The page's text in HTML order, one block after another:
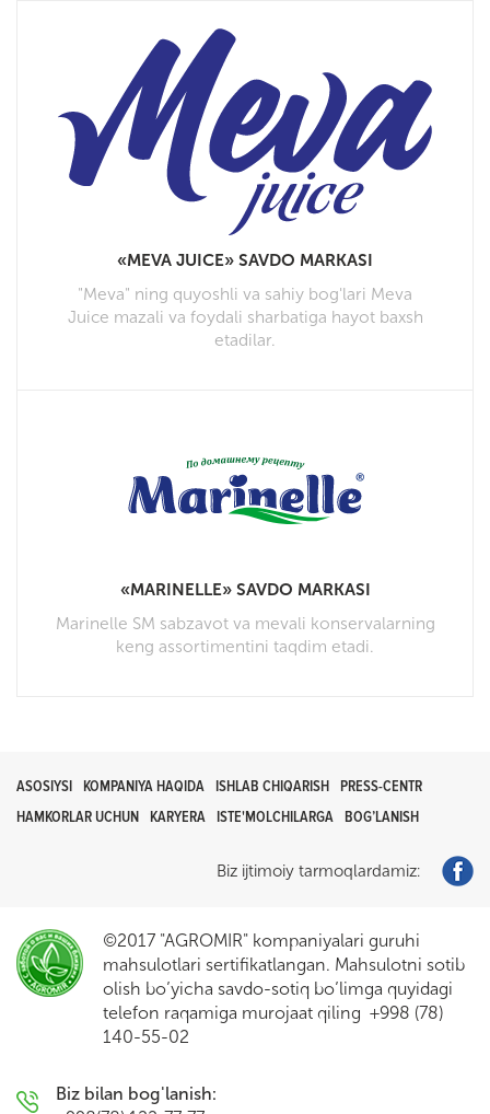
«MEVA JUICE» SAVDO MARKASI
"Meva" ning quyoshli va sahiy bog'lari Meva
Juice mazali va foydali sharbatiga hayot baxsh
etadilar.
«MARINELLE» SAVDO MARKASI
Marinelle SM sabzavot va mevali konservalarning
keng assortimentini taqdim etadi.
ASOSIYSI KOMPANIYA HAQIDA ISHLAB CHIQARISH
PRESS-CENTR
HAMKORLAR UCHUN
KARYERA ISTE'MOLCHILARGA BOG’LANISH
Biz ijtimoiy tarmoqlardamiz:
©2017 "AGROMIR" kompaniyalari guruhi
mahsulotlari sertifikatlangan. Mahsulotni sotib
olish bo’yicha savdo-sotiq bo’limga quyidagi
telefon raqamiga murojaat qiling +998 (78)
140-55-02
Biz bilan bog'lanish: